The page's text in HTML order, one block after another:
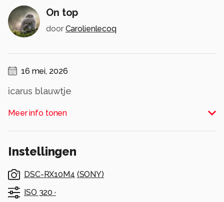
On top
door Carolienlecoq
16 mei, 2026
icarus blauwtje
Alle rechten voorbehouden
Meer info tonen
Instellingen
DSC-RX10M4 (SONY)
ISO 320 ·